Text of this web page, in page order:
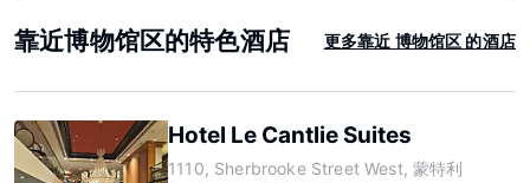
靠近博物馆区的特色酒店 更多靠近 博物馆区 的酒店
Hotel Le Cantlie Suites
1110, Sherbrooke Street West, 蒙特利